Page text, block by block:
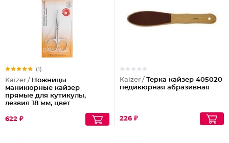
(1)
Kaizer / Ножницы
маникюрные кайзер
прямые для кутикулы,
лезвия 18 мм, цвет
622 ₽
Kaizer / Терка кайзер 405020
педикюрная абразивная
226 ₽